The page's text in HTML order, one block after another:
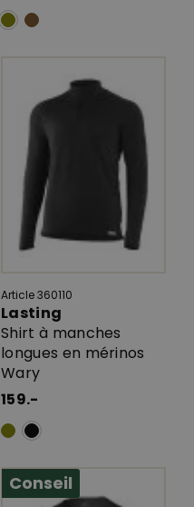
Article 360110
Lasting
Shirt à manches
longues en mérinos
Wary
159.-
Conseil